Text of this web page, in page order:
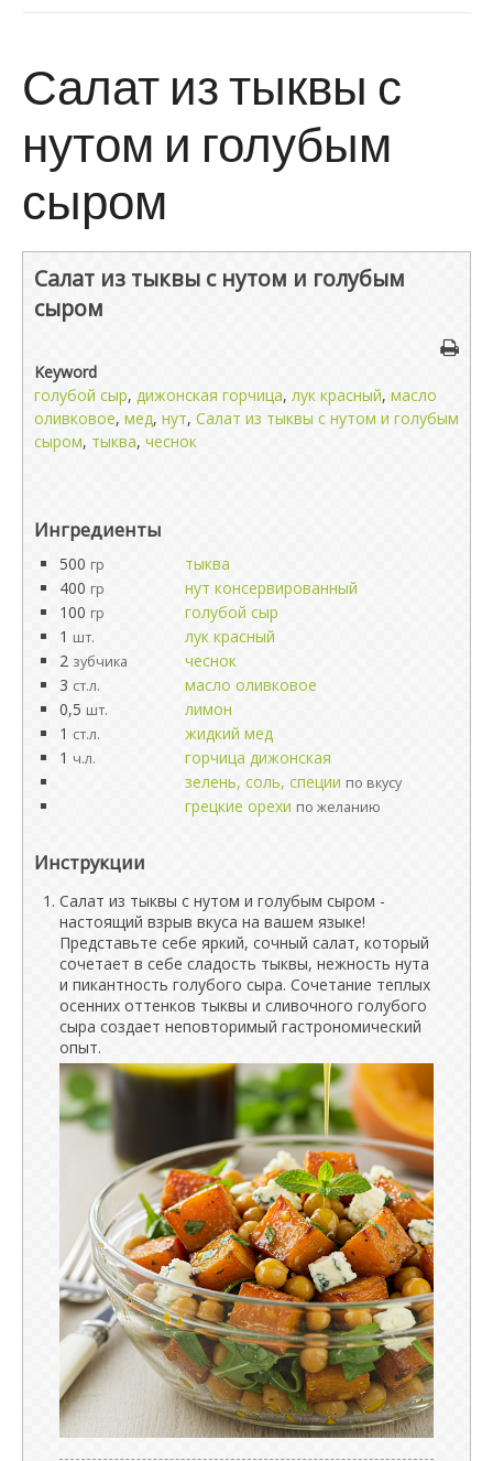
Салат из тыквы с
нутом и голубым
сыром
Салат из тыквы с нутом и голубым
сыром
Keyword
голубой сыр, дижонская горчица, лук красный, масло
оливковое, мед, нут, Салат из тыквы с нутом и голубым
сыром, тыква, чеснок
Ингредиенты
500 гр
тыква
400 гр
нут консервированный
100 гр
голубой сыр
1 шт.
лук красный
2 зубчика
чеснок
3 ст.л.
масло оливковое
0,5 шт.
лимон
1 ст.л.
жидкий мед
1 ч.л.
горчица дижонская
зелень, соль, специи по вкусу
грецкие орехи по желанию
Инструкции
Салат из тыквы с нутом и голубым сыром -
настоящий взрыв вкуса на вашем языке!
Представьте себе яркий, сочный салат, который
сочетает в себе сладость тыквы, нежность нута
и пикантность голубого сыра. Сочетание теплых
осенних оттенков тыквы и сливочного голубого
сыра создает неповторимый гастрономический
опыт.